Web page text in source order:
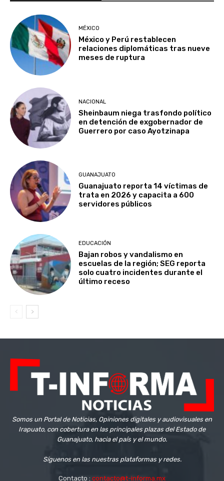
MÉXICO
México y Perú restablecen
relaciones diplomáticas tras nueve
meses de ruptura
NACIONAL
Sheinbaum niega trasfondo político
en detención de exgobernador de
Guerrero por caso Ayotzinapa
GUANAJUATO
Guanajuato reporta 14 víctimas de
trata en 2026 y capacita a 600
servidores públicos
EDUCACIÓN
Bajan robos y vandalismo en
escuelas de la región; SEG reporta
solo cuatro incidentes durante el
último receso
Somos un Portal de Noticias, Opiniones digitales y audiovisuales en
Irapuato, con cobertura en las principales plazas del Estado de
Guanajuato, hacia el país y el mundo.
Síguenos en las nuestras plataformas y redes.
Contacto : contacto@t-informa.mx